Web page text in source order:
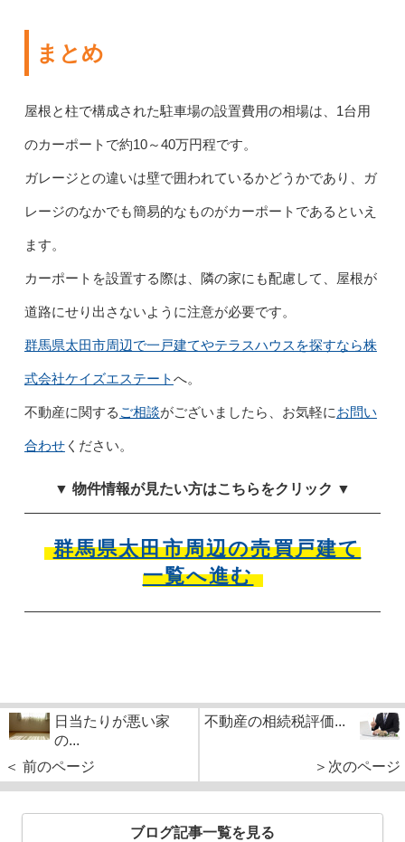
まとめ
屋根と柱で構成された駐車場の設置費用の相場は、1台用
のカーポートで約10～40万円程です。
ガレージとの違いは壁で囲われているかどうかであり、ガ
レージのなかでも簡易的なものがカーポートであるといえ
ます。
カーポートを設置する際は、隣の家にも配慮して、屋根が
道路にせり出さないように注意が必要です。
群馬県太田市周辺で一戸建てやテラスハウスを探すなら株
式会社ケイズエステートへ。
不動産に関する ご相談がございましたら、お気軽にお問い
合わせください。
▼ 物件情報が見たい方はこちらをクリック ▼
群馬県太田市周辺の売買戸建て
一覧へ進む
日当たりが悪い家
の...
＜ 前のページ
不動産の相続税評価...
＞次のページ
ブログ記事一覧を見る